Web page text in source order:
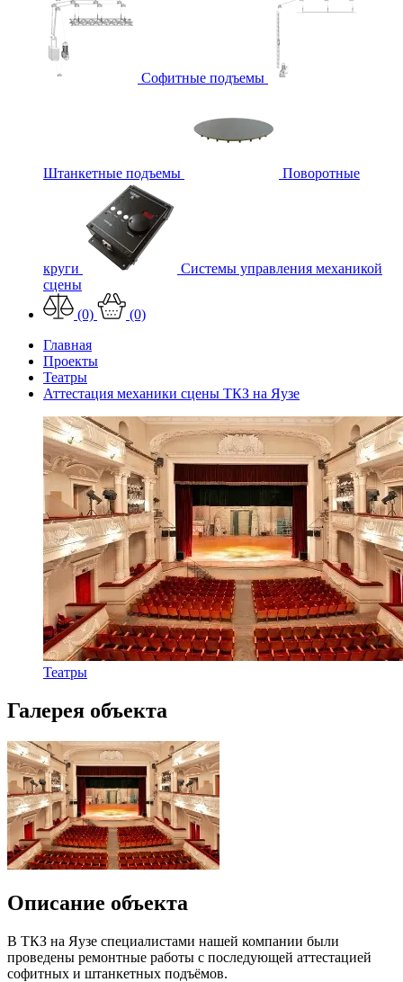
Софитные подъемы
Штанкетные подъемы Поворотные
круги
Системы управления механикой
сцены
(0)
(0)
Главная
Проекты
Театры
Аттестация механики сцены ТКЗ на Яузе
Театры
Галерея объекта
Описание объекта
В ТКЗ на Яузе специалистами нашей компании были
проведены ремонтные работы с последующей аттестацией
софитных и штанкетных подъёмов.